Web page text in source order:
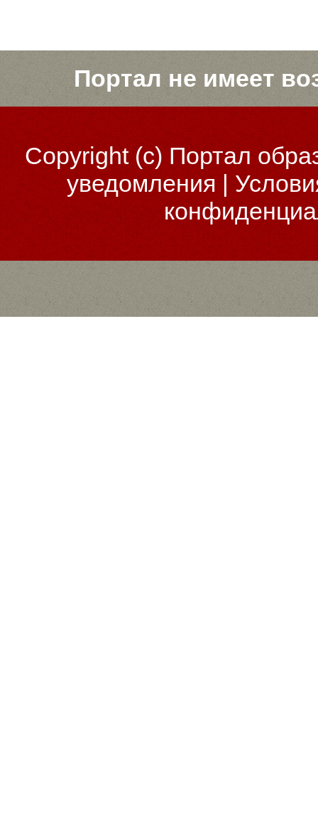
Портал не имеет
Copyright (c)Портал
уведомления |